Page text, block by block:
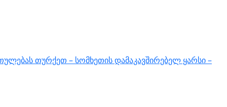
თურქეთ – სომხეთის დამაკავშირებელ ყარსი –